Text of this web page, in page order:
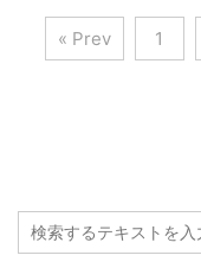
« Prev 1